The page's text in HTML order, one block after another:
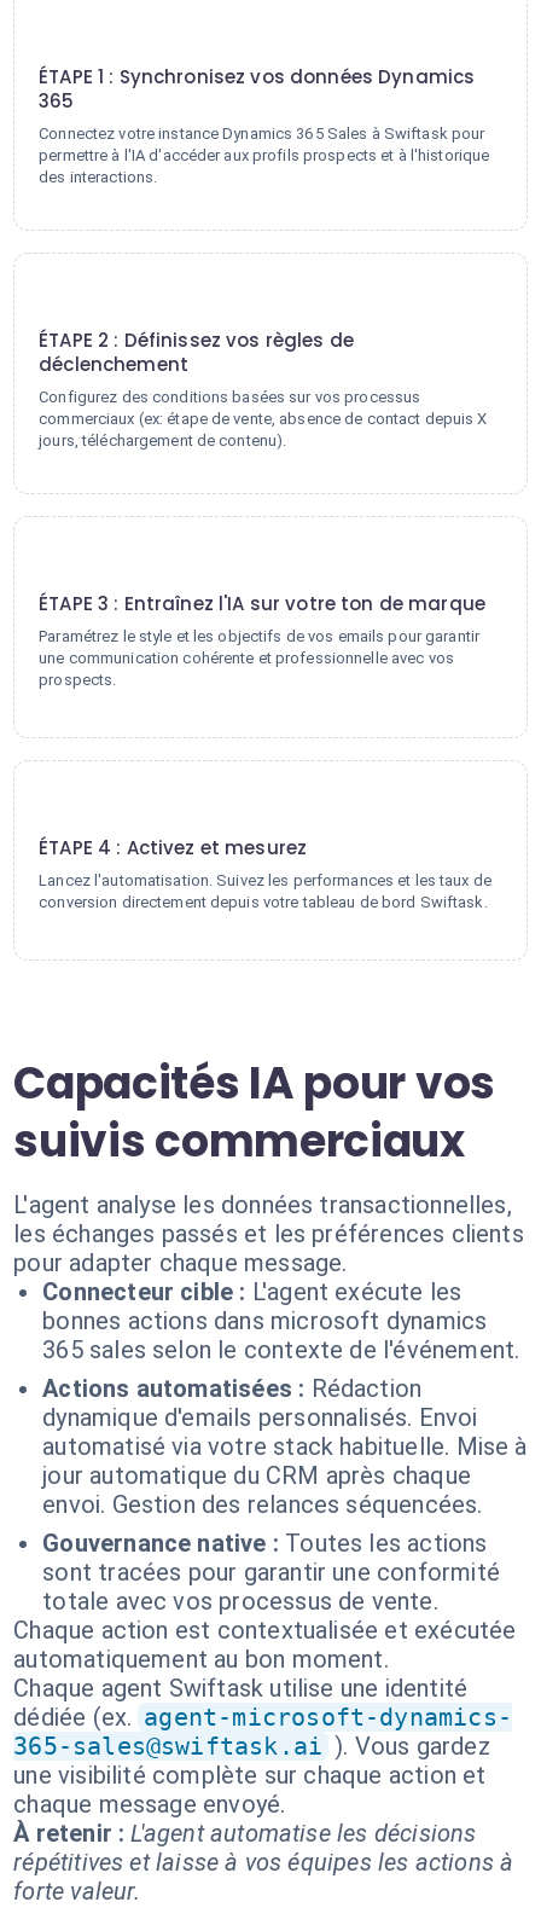
ÉTAPE 1 : Synchronisez vos données Dynamics
365
Connectez votre instance Dynamics 365 Sales à Swiftask pour
permettre à l'IA d'accéder aux profils prospects et à l'historique
des interactions.
ÉTAPE 2 : Définissez vos règles de
déclenchement
Configurez des conditions basées sur vos processus
commerciaux (ex: étape de vente, absence de contact depuis X
jours, téléchargement de contenu).
ÉTAPE 3 : Entraînez l'IA sur votre ton de marque
Paramétrez le style et les objectifs de vos emails pour garantir
une communication cohérente et professionnelle avec vos
prospects.
ÉTAPE 4 : Activez et mesurez
Lancez l'automatisation. Suivez les performances et les taux de
conversion directement depuis votre tableau de bord Swiftask.
Capacités IA pour vos
suivis commerciaux
L'agent analyse les données transactionnelles,
les échanges passés et les préférences clients
pour adapter chaque message.
Connecteur cible : L'agent exécute les
bonnes actions dans microsoft dynamics
365 sales selon le contexte de l'événement.
Actions automatisées : Rédaction
dynamique d'emails personnalisés. Envoi
automatisé via votre stack habituelle. Mise à
jour automatique du CRM après chaque
envoi. Gestion des relances séquencées.
Gouvernance native : Toutes les actions
sont tracées pour garantir une conformité
totale avec vos processus de vente.
Chaque action est contextualisée et exécutée
automatiquement au bon moment.
Chaque agent Swiftask utilise une identité
dédiée (ex. agent-microsoft-dynamics-
365-sales@swiftask.ai ). Vous gardez
une visibilité complète sur chaque action et
chaque message envoyé.
À retenir : L'agent automatise les décisions
répétitives et laisse à vos équipes les actions à
forte valeur.